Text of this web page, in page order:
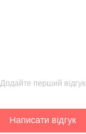
Додайте перший відгук
Написати відгук